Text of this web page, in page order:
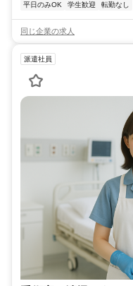
平日のみOK
学生歓迎 転勤なし
同じ企業の求人
派遣社員